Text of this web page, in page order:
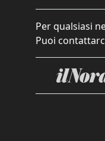
Per qualsiasi
Puoi